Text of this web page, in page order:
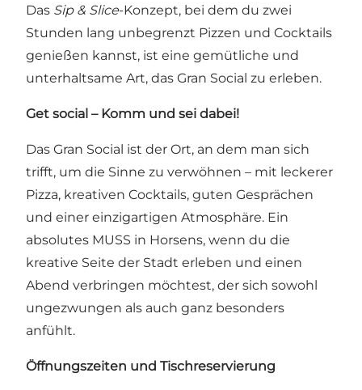
Das Sip & Slice-Konzept, bei dem du zwei
Stunden lang unbegrenzt Pizzen und Cocktails
genießen kannst, ist eine gemütliche und
unterhaltsame Art, das Gran Social zu erleben.
Get social – Komm und sei dabei!
Das Gran Social ist der Ort, an dem man sich
trifft, um die Sinne zu verwöhnen – mit leckerer
Pizza, kreativen Cocktails, guten Gesprächen
und einer einzigartigen Atmosphäre. Ein
absolutes MUSS in Horsens, wenn du die
kreative Seite der Stadt erleben und einen
Abend verbringen möchtest, der sich sowohl
ungezwungen als auch ganz besonders
anfühlt.
Öffnungszeiten und Tischreservierung